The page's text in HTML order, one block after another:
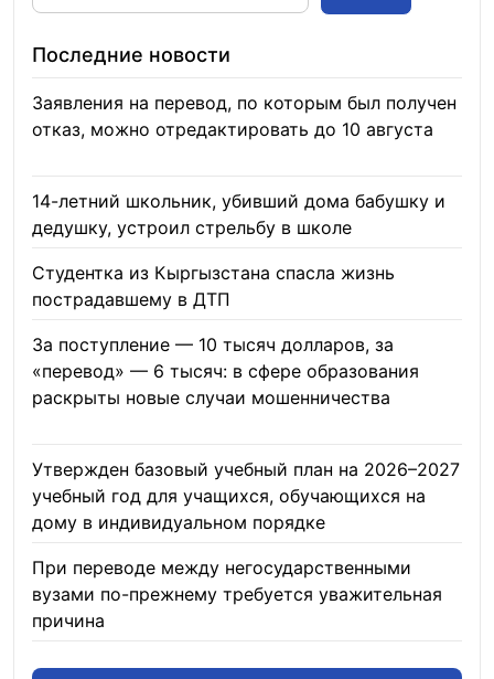
Последние новости
Заявления на перевод, по которым был получен
отказ, можно отредактировать до 10 августа
14-летний школьник, убивший дома бабушку и
дедушку, устроил стрельбу в школе
Студентка из Кыргызстана спасла жизнь
пострадавшему в ДТП
За поступление — 10 тысяч долларов, за
«перевод» — 6 тысяч: в сфере образования
раскрыты новые случаи мошенничества
Утвержден базовый учебный план на 2026–2027
учебный год для учащихся, обучающихся на
дому в индивидуальном порядке
При переводе между негосударственными
вузами по-прежнему требуется уважительная
причина